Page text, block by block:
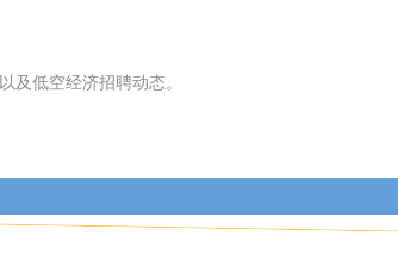
及低空经济招聘动态。